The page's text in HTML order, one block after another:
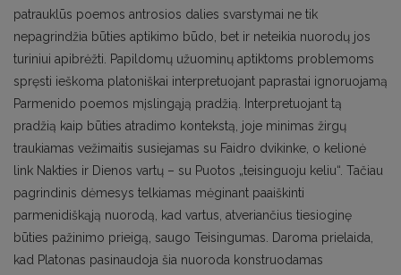
patrauklūs poemos antrosios dalies svarstymai ne tik
nepagrindžia būties aptikimo būdo, bet ir neteikia nuorodų jos
turiniui apibrėžti. Papildomų užuominų aptiktoms problemoms
spręsti ieškoma platoniškai interpretuojant paprastai ignoruojamą
Parmenido poemos mįslingąją pradžią. Interpretuojant tą
pradžią kaip būties atradimo kontekstą, joje minimas žirgų
traukiamas vežimaitis susiejamas su Faidro dvikinke, o kelionė
link Nakties ir Dienos vartų – su Puotos „teisinguoju keliu“. Tačiau
pagrindinis dėmesys telkiamas mėginant paaiškinti
parmenidiškąją nuorodą, kad vartus, atveriančius tiesioginę
būties pažinimo prieigą, saugo Teisingumas. Daroma prielaida,
kad Platonas pasinaudoja šia nuoroda konstruodamas